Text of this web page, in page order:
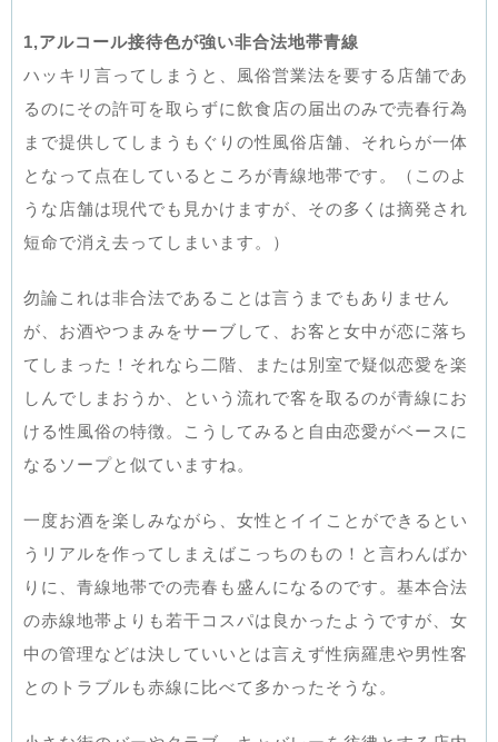
1,アルコール接待色が強い非合法地帯青線
ハッキリ言ってしまうと、風俗営業法を要する店舗であ
るのにその許可を取らずに飲食店の届出のみで売春行為
まで提供してしまうもぐりの性風俗店舗、それらが一体
となって点在しているところが青線地帯です。（このよ
うな店舗は現代でも見かけますが、その多くは摘発され
短命で消え去ってしまいます。）
勿論これは非合法であることは言うまでもありません
が、お酒やつまみをサーブして、お客と女中が恋に落ち
てしまった！それなら二階、または別室で疑似恋愛を楽
しんでしまおうか、という流れで客を取るのが青線にお
ける性風俗の特徴。こうしてみると自由恋愛がベースに
なるソープと似ていますね。
一度お酒を楽しみながら、女性とイイことができるとい
うリアルを作ってしまえばこっちのもの！と言わんばか
りに、青線地帯での売春も盛んになるのです。基本合法
の赤線地帯よりも若干コスパは良かったようですが、女
中の管理などは決していいとは言えず性病羅患や男性客
とのトラブルも赤線に比べて多かったそうな。